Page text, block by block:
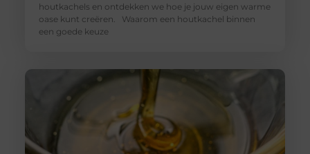
houtkachels en ontdekken we hoe je jouw eigen warme
oase kunt creëren. Waarom een houtkachel binnen
een goede keuze